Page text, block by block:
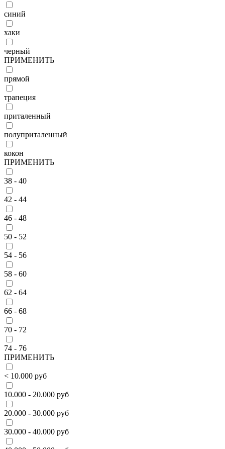
синий
хаки
черный
ПРИМЕНИТЬ
прямой
трапеция
приталенный
полуприталенный
кокон
ПРИМЕНИТЬ
38 - 40
42 - 44
46 - 48
50 - 52
54 - 56
58 - 60
62 - 64
66 - 68
70 - 72
74 - 76
ПРИМЕНИТЬ
< 10.000 руб
10.000 - 20.000 руб
20.000 - 30.000 руб
30.000 - 40.000 руб